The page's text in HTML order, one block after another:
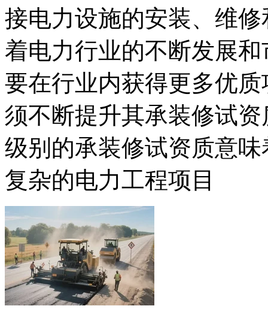
接电力设施的安装、维
着电力行业的不断发展
要在行业内获得更多优
须不断提升其承装修试
级别的承装修试资质意
复杂的电力工程项目